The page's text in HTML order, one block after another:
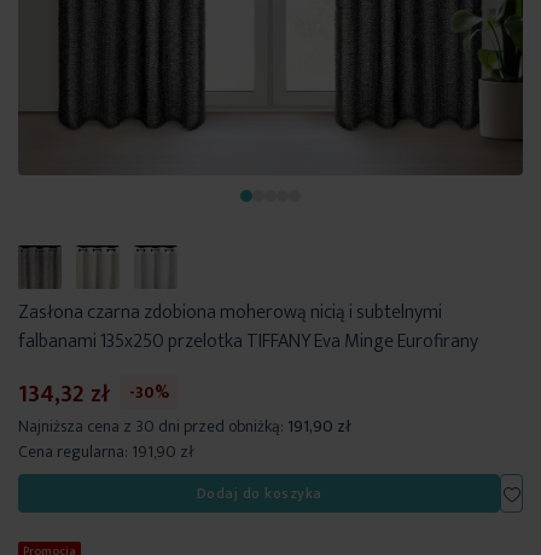
Zasłona czarna zdobiona moherową nicią i subtelnymi
falbanami 135x250 przelotka TIFFANY Eva Minge Eurofirany
134,32 zł
-30%
Najniższa cena z 30 dni przed obniżką: 191,90 zł
Cena regularna: 191,90 zł
Dodaj do koszyka
Promocja